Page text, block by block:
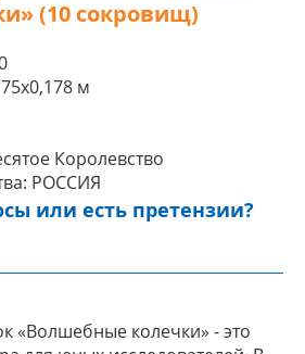
(10 сокровищ)
м
Королевство
РОССИЯ
или есть претензии?
«Волшебные колечки» - это